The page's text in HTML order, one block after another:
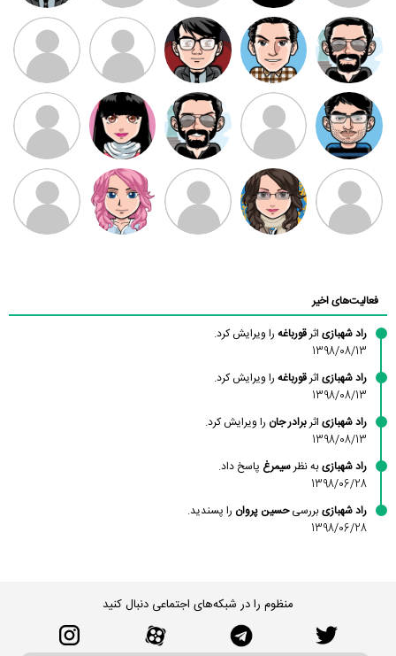
ممدرضا رضا کاظمی زهرا ~ ابتین
سید محمد
موسوی
مهدی فرهمند مهدی سلطانی داود رضیی
طرفدار میلی
بابی براون
کیوان کیانی
سامان راحمی امیردلتا امیروو ملیکا منتظری عارفه داستانپور
فعالیت‌های اخیر
راد شهبازی اثرقورباغه را ویرایش کرد.
1398/08/13
راد شهبازی اثرقورباغه را ویرایش کرد.
1398/08/13
راد شهبازی اثربرادر جان را ویرایش کرد.
1398/08/13
راد شهبازیبه نظرسیمرغ پاسخ داد.
1398/06/28
راد شهبازیبررسیحسین پروان را پسندید.
1398/06/28
منظوم را در شبکه‌های اجتماعی دنبال کنید